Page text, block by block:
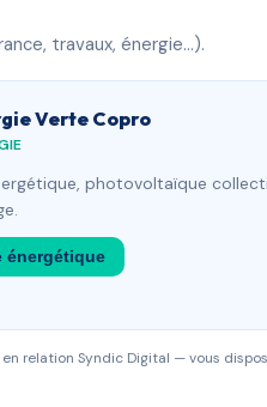
travaux, énergie…).
Verte Copro
photovoltaïque
énergétique
relation Syndic Digital — vous